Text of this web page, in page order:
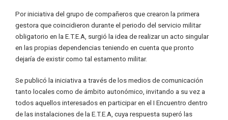
Por iniciativa del grupo de compañeros que crearon la primera
gestora que coincidieron durante el periodo del servicio militar
obligatorio en la E.T.E.A, surgió la idea de realizar un acto singular
en las propias dependencias teniendo en cuenta que pronto
dejaría de existir como tal estamento militar.
Se publicó la iniciativa a través de los medios de comunicación
tanto locales como de ámbito autonómico, invitando a su vez a
todos aquellos interesados en participar en el I Encuentro dentro
de las instalaciones de la E.T.E.A, cuya respuesta superó las